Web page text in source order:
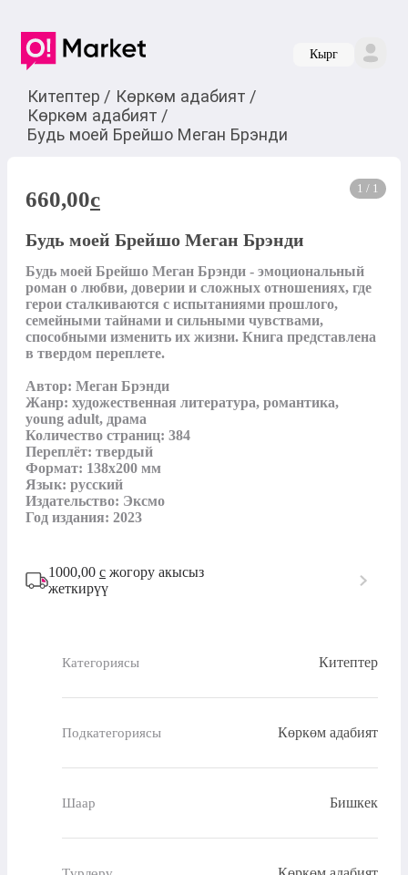
Кырг
Китептер / Көркөм адабият /
Көркөм адабият /
Будь моей Брейшо Меган Брэнди
1 / 1
660,00c
Будь моей Брейшо Меган Брэнди
Будь моей Брейшо Меган Брэнди - эмоциональный
роман о любви, доверии и сложных отношениях, где
герои сталкиваются с испытаниями прошлого,
семейными тайнами и сильными чувствами,
способными изменить их жизни. Книга представлена
в твердом переплете.
Автор: Меган Брэнди
Жанр: художественная литература, романтика,
young adult, драма
Количество страниц: 384
Переплёт: твердый
Формат: 138x200 мм
Язык: русский
Издательство: Эксмо
Год издания: 2023
1000,00 с жогору акысыз
жеткирүү
Категориясы Китептер
Подкатегориясы Көркөм адабият
Шаар Бишкек